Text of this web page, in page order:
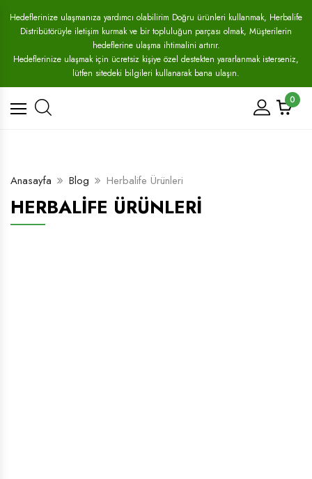
Hedeflerinize ulaşmanıza yardımcı olabilirim Doğru ürünleri kullanmak, Herbalife
Distribütörüyle iletişim kurmak ve bir topluluğun parçası olmak, Müşterilerin
hedeflerine ulaşma ihtimalini artırır.
Hedeflerinize ulaşmak için ücretsiz kişiye özel destekten yararlanmak isterseniz,
lütfen sitedeki bilgileri kullanarak bana ulaşın.
0
Anasayfa Blog Herbalife Ürünleri
HERBALIFE ÜRÜNLERI